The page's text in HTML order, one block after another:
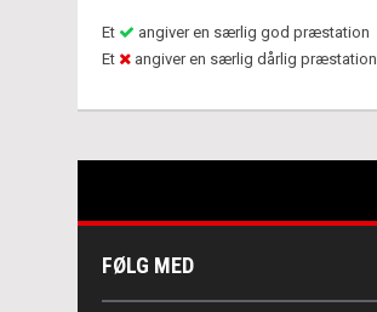
Et
angiver en særlig god præstation
Et
angiver en særlig dårlig præstation
FØLG MED